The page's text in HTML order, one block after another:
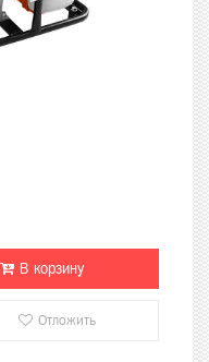
В корзину
Отложить